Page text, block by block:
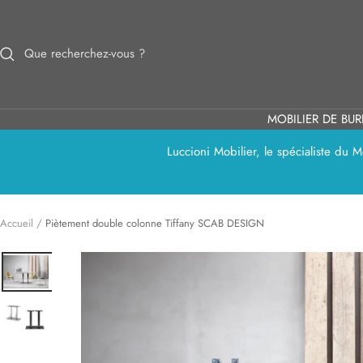
contenu
MOBILIER DE
Luccioni Mobilier, le spécialiste du
Accueil Piètement double colonne Tiffany SCAB DESIGN